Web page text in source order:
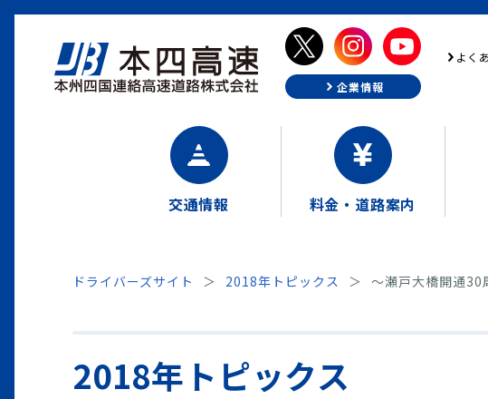
企業情報
よく
交通情報 料金・道路案内
ドライバーズサイト 2018年トピックス ～瀬戸大橋開通30
2018年トピックス